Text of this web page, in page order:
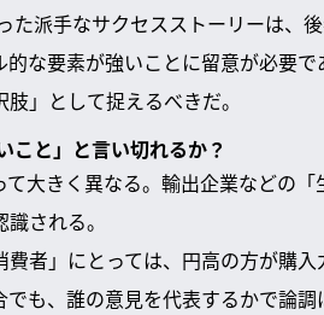
派手なサクセスストーリーは、
な要素が強いことに留意が必要で
」として捉えるべきだ。
こと」と言い切れるか？
大きく異なる。輸出企業などの
される。
者」にとっては、円高の方が購
も、誰の意見を代表するかで論調